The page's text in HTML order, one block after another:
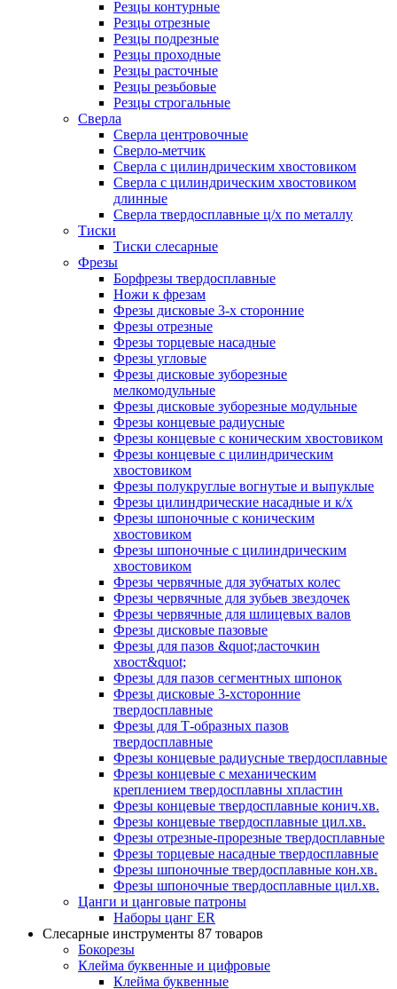
Резцы контурные
Резцы отрезные
Резцы подрезные
Резцы проходные
Резцы расточные
Резцы резьбовые
Резцы строгальные
Сверла
Сверла центровочные
Сверло-метчик
Сверла с цилиндрическим хвостовиком
Сверла с цилиндрическим хвостовиком
длинные
Сверла твердосплавные ц/х по металлу
Тиски
Тиски слесарные
Фрезы
Борфрезы твердосплавные
Ножи к фрезам
Фрезы дисковые 3-х сторонние
Фрезы отрезные
Фрезы торцевые насадные
Фрезы угловые
Фрезы дисковые зуборезные
мелкомодульные
Фрезы дисковые зуборезные модульные
Фрезы концевые радиусные
Фрезы концевые с коническим хвостовиком
Фрезы концевые с цилиндрическим
хвостовиком
Фрезы полукруглые вогнутые и выпуклые
Фрезы цилиндрические насадные и к/х
Фрезы шпоночные с коническим
хвостовиком
Фрезы шпоночные с цилиндрическим
хвостовиком
Фрезы червячные для зубчатых колес
Фрезы червячные для зубьев звездочек
Фрезы червячные для шлицевых валов
Фрезы дисковые пазовые
Фрезы для пазов &quot;ласточкин
хвост&quot;
Фрезы для пазов сегментных шпонок
Фрезы дисковые 3-хсторонние
твердосплавные
Фрезы для Т-образных пазов
твердосплавные
Фрезы концевые радиусные твердосплавные
Фрезы концевые с механическим
креплением твердосплавны хпластин
Фрезы концевые твердосплавные конич.хв.
Фрезы концевые твердосплавные цил.хв.
Фрезы отрезные-прорезные твердосплавные
Фрезы торцевые насадные твердосплавные
Фрезы шпоночные твердосплавные кон.хв.
Фрезы шпоночные твердосплавные цил.хв.
Цанги и цанговые патроны
Наборы цанг ER
Слесарные инструменты 87 товаров
Бокорезы
Клейма буквенные и цифровые
Клейма буквенные